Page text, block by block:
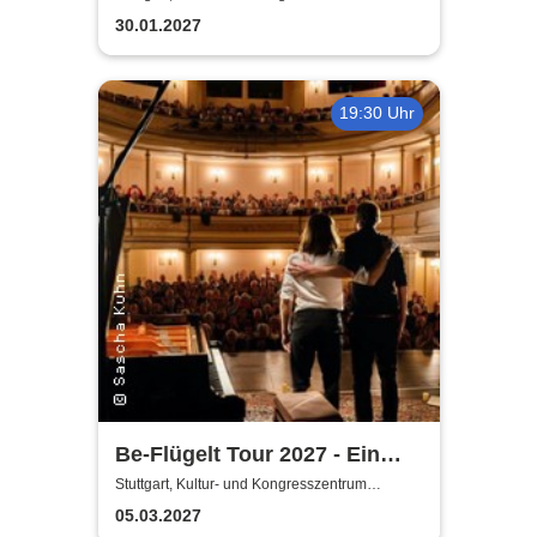
2027
Liederhalle Stuttgart
30.01.2027
19:30 Uhr
Be-Flügelt Tour 2027 - Ein
Konzert, das dein Herz öffnet
- Andreas Güstel & Julian
Stuttgart, Kultur- und Kongresszentrum
Liederhalle Stuttgart
05.03.2027